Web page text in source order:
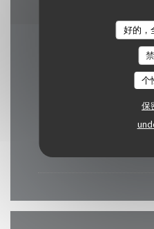
好的，
个
保
营
星